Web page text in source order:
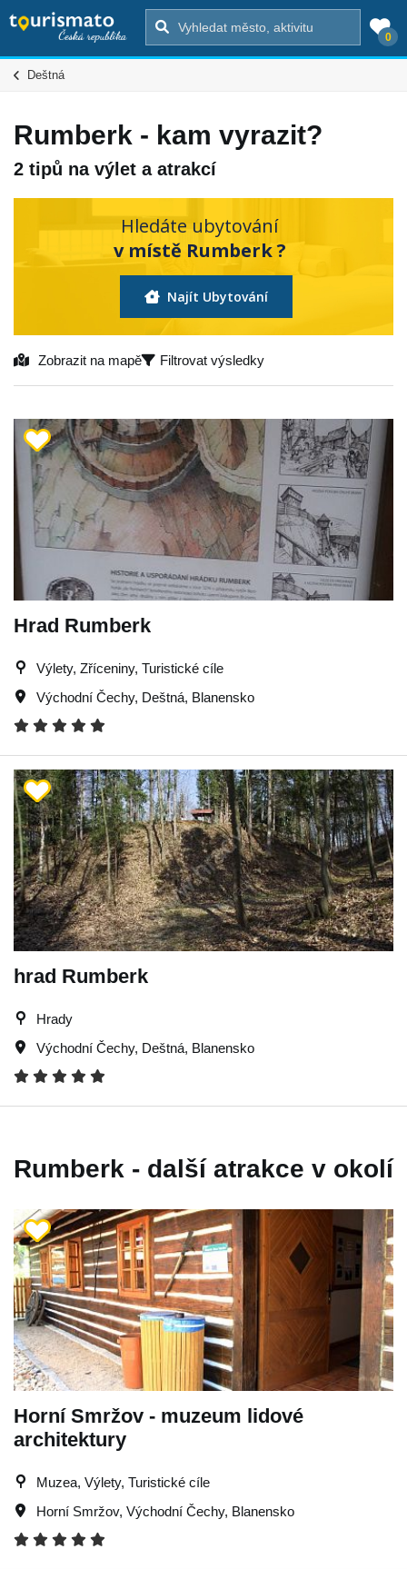
0
Deštná
Rumberk - kam vyrazit?
2 tipů na výlet a atrakcí
Hledáte ubytování
v místě Rumberk ?
Najít Ubytování
Zobrazit na mapě Filtrovat výsledky
Hrad Rumberk
Výlety, Zříceniny, Turistické cíle
Východní Čechy, Deštná, Blanensko
hrad Rumberk
Hrady
Východní Čechy, Deštná, Blanensko
Rumberk - další atrakce v okolí
Horní Smržov - muzeum lidové
architektury
Muzea, Výlety, Turistické cíle
Horní Smržov, Východní Čechy, Blanensko